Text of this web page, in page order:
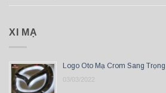
XI MẠ
Logo Oto Mạ Crom Sang
03/03/2022